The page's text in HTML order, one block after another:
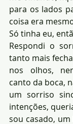
para os lados
coisa era
Só tinha eu,
Respondi o
tanto mais
nos olhos,
canto da boca,
um sorriso
intenções,
sou casado,